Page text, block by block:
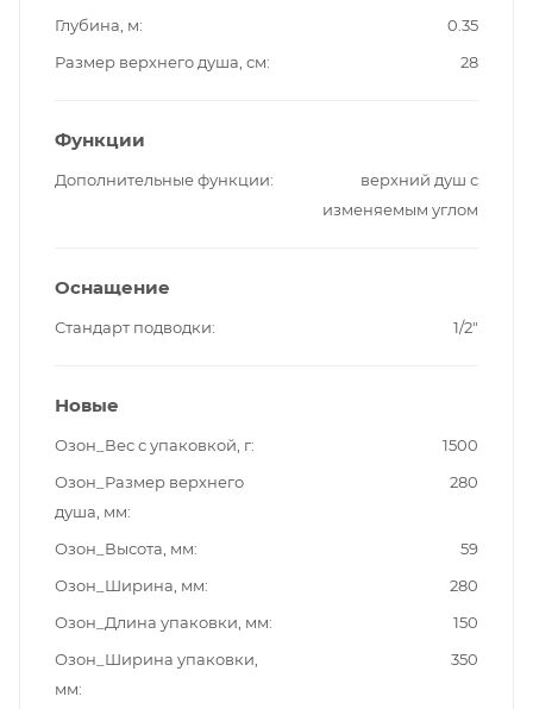
Глубина, м
0.35
Размер верхнего душа, см
28
Функции
Дополнительные функции
верхний душ с
изменяемым углом
Оснащение
Стандарт подводки 1/2"
Новые
Озон_Вес с упаковкой, г
1500
Озон_Размер верхнего
душа, мм
280
Озон_Высота, мм
59
Озон_Ширина, мм
280
Озон_Длина упаковки, мм
150
Озон_Ширина упаковки,
мм
350